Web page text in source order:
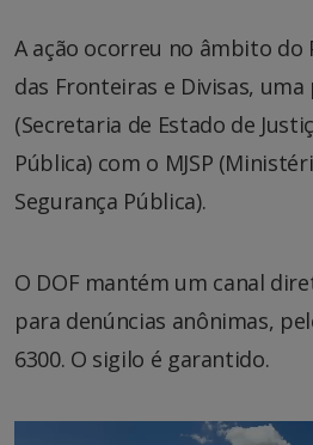
A ação ocorreu no âmbito
das Fronteiras e Divisas,
(Secretaria de Estado de
Pública) com o MJSP
Segurança Pública).
O DOF mantém um canal
para denúncias anônimas,
6300. O sigilo é garantido.